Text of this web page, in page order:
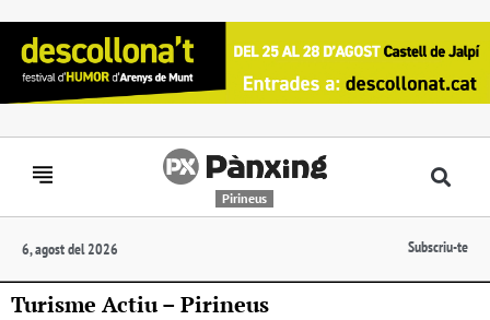
Pirineus
6, agost del 2026 Subscriu-te
Turisme Actiu – Pirineus